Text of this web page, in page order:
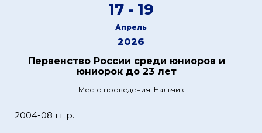
17 - 19
Апрель
2026
Первенство России среди юниоров и
юниорок до 23 лет
Место проведения: Нальчик
2004-08 гг.р.